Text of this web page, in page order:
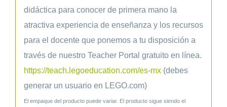
didáctica para conocer de primera mano la
atractiva experiencia de enseñanza y los recursos
para el docente que ponemos a tu disposición a
través de nuestro Teacher Portal gratuito en línea.
https://teach.legoeducation.com/es-mx(debes
generar un usuario en LEGO.com)
El empaque del producto puede variar. El producto sigue siendo el